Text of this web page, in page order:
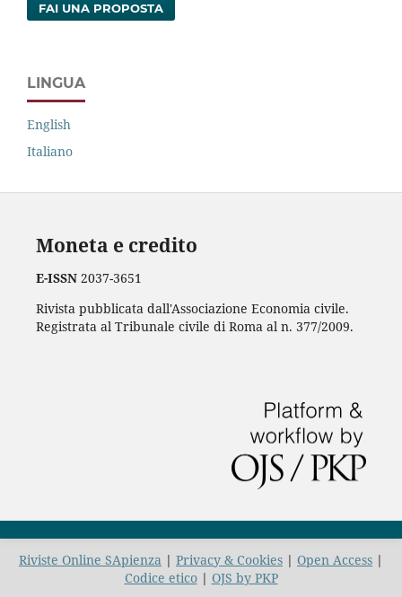
FAI UNA PROPOSTA
LINGUA
English
Italiano
Moneta e credito
E-ISSN2037-3651
Rivista pubblicata dall'Associazione Economia civile.
Registrata al Tribunale civile di Roma al n. 377/2009.
Riviste Online SApienza | Privacy & Cookies | Open Access |
Codice etico| OJS by PKP